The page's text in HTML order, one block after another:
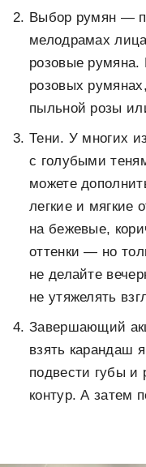
Выбор румян —
мелодрамах
розовые румяна.
розовых
пыльной розы
Тени. У многих
с голубыми
можете
легкие и мягкие
на бежевые,
оттенки — но
не делайте
не утяжелять
Завершающий
взять карандаш
подвести губы и
контур. А затем